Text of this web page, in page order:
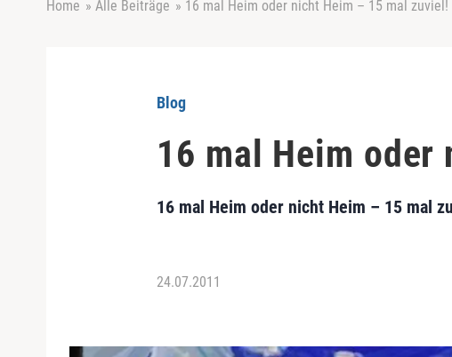
Home » Alle Beiträge » 16 mal Heim oder nicht Heim – 15 mal zuviel!
Blog
16 mal Heim
16 mal Heim oder nicht Heim – 15 mal
24.07.2011